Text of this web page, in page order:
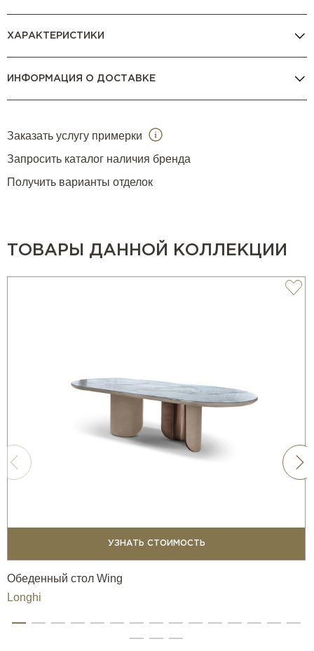
ХАРАКТЕРИСТИКИ
ИНФОРМАЦИЯ О ДОСТАВКЕ
Заказать услугу примерки
Запросить каталог наличия бренда
Получить варианты отделок
ТОВАРЫ ДАННОЙ КОЛЛЕКЦИИ
УЗНАТЬ СТОИМОСТЬ
Обеденный стол Wing
Longhi